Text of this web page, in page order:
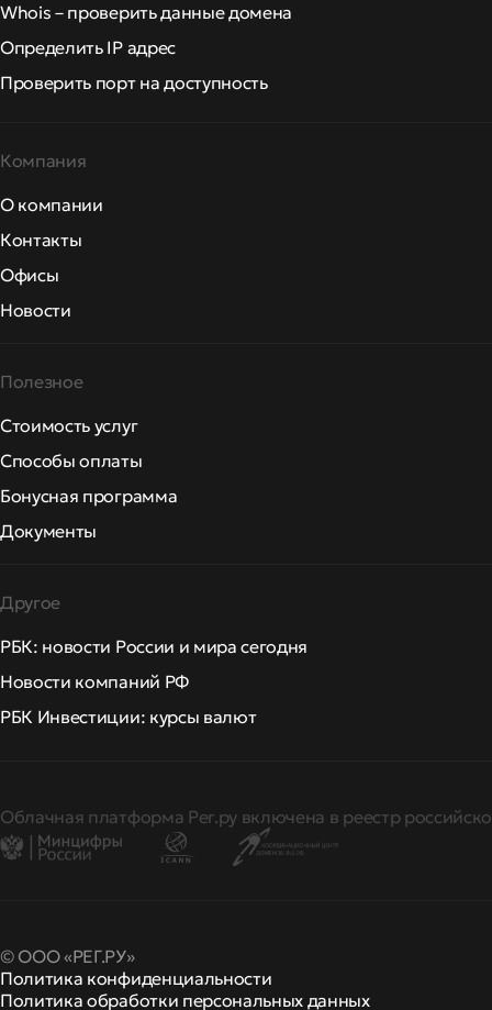
Whois – проверить данные домена
Определить IP адрес
Проверить порт на доступность
Компания
О компании
Контакты
Офисы
Новости
Полезное
Стоимость услуг
Способы оплаты
Бонусная программа
Документы
Другое
РБК: новости России и мира сегодня
Новости компаний РФ
РБК Инвестиции: курсы валют
Облачная платформа Рег.ру включена в реестр
© ООО «РЕГ.РУ»
Политика конфиденциальности
Политика обработки персональных данных